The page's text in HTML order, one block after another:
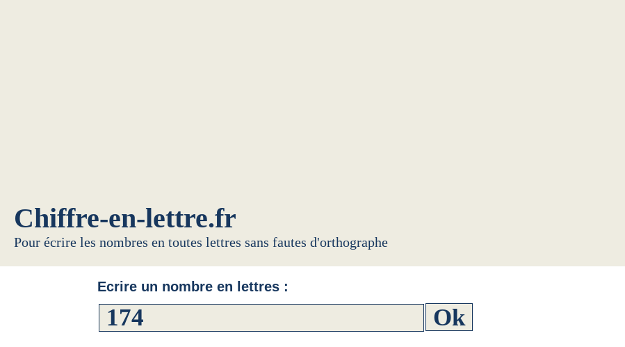
Chiffre-en-lettre.fr
Pour écrire les nombres en toutes lettres sans fautes d'orthographe
Ecrire un nombre en lettres :